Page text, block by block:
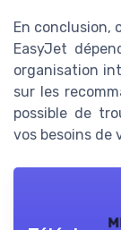
En conclusion,
EasyJet
organisation
sur les
possible de
vos besoins de